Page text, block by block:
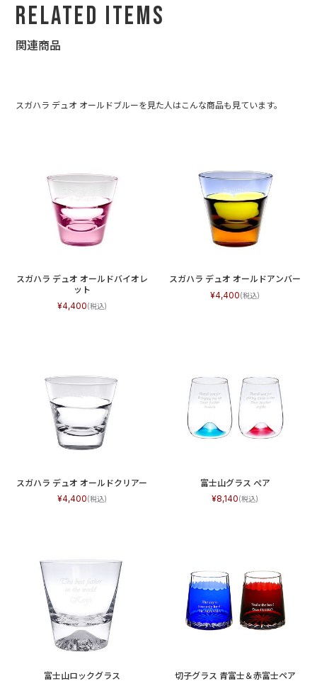
Related Items
関連商品
スガハラ デュオ オールドブルーを見た人はこんな商品も見ています。
スガハラ デュオ オールドバイオレ
ット
4,400
スガハラ デュオ オールドアンバー
4,400
スガハラ デュオ オールドクリアー
4,400
富士山グラス ぺア
8,140
富士山ロックグラス 切子グラス 青富士＆赤富士ペア